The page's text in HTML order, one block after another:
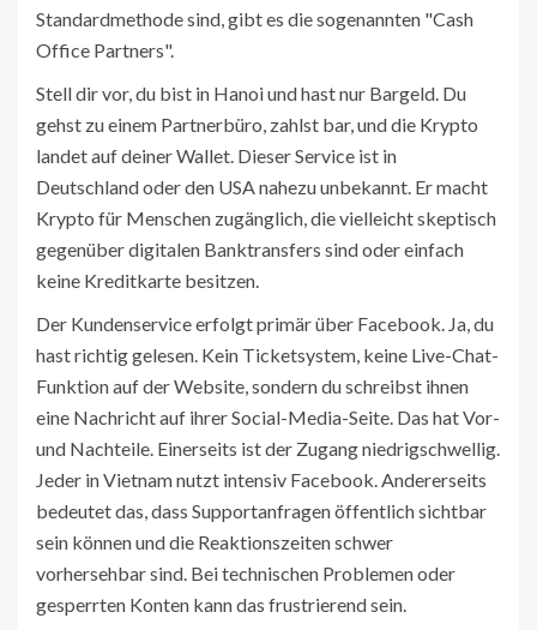
Standardmethode sind, gibt es die sogenannten "Cash
Office Partners".
Stell dir vor, du bist in Hanoi und hast nur Bargeld. Du
gehst zu einem Partnerbüro, zahlst bar, und die Krypto
landet auf deiner Wallet. Dieser Service ist in
Deutschland oder den USA nahezu unbekannt. Er macht
Krypto für Menschen zugänglich, die vielleicht skeptisch
gegenüber digitalen Banktransfers sind oder einfach
keine Kreditkarte besitzen.
Der Kundenservice erfolgt primär über Facebook. Ja, du
hast richtig gelesen. Kein Ticketsystem, keine Live-Chat-
Funktion auf der Website, sondern du schreibst ihnen
eine Nachricht auf ihrer Social-Media-Seite. Das hat Vor-
und Nachteile. Einerseits ist der Zugang niedrigschwellig.
Jeder in Vietnam nutzt intensiv Facebook. Andererseits
bedeutet das, dass Supportanfragen öffentlich sichtbar
sein können und die Reaktionszeiten schwer
vorhersehbar sind. Bei technischen Problemen oder
gesperrten Konten kann das frustrierend sein.